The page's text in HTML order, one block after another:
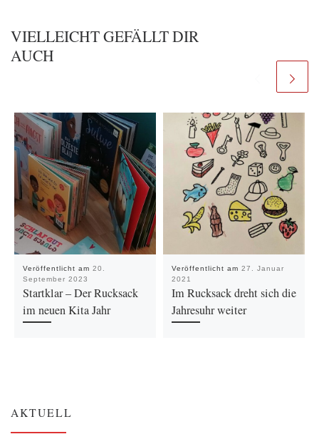
VIELLEICHT GEFÄLLT DIR
AUCH
Veröffentlicht am 20.
September 2023
Startklar – Der Rucksack
im neuen Kita Jahr
Veröffentlicht am 27. Januar
2021
Im Rucksack dreht sich die
Jahresuhr weiter
AKTUELL